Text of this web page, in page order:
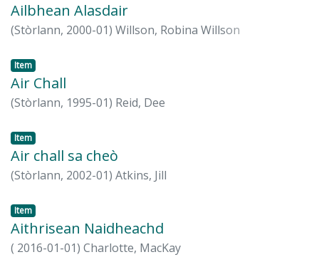
Ailbhean Alasdair
(Stòrlann, 2000-01) Willson, Robina Willson
Item
Air Chall
(Stòrlann, 1995-01) Reid, Dee
Item
Air chall sa cheò
(Stòrlann, 2002-01) Atkins, Jill
Item
Aithrisean Naidheachd
( 2016-01-01) Charlotte, MacKay